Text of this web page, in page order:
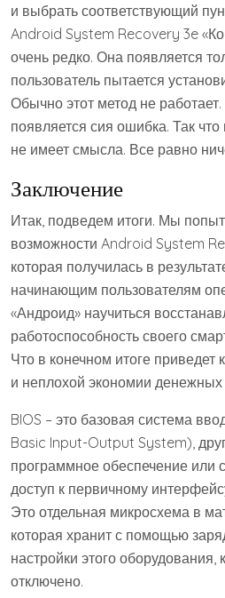
и выбрать соответствующий
Android System Recovery 3e
очень редко. Она появляется
пользователь пытается
Обычно этот метод не
появляется сия ошибка. Так что
не имеет смысла. Все равно
Заключение
Итак, подведем итоги. Мы
возможности Android System
которая получилась в
начинающим пользователям
«Андроид» научиться
работоспособность своего
Что в конечном итоге приведет
и неплохой экономии денежных
BIOS – это базовая система
Basic Input-Output System),
программное обеспечение или
доступ к первичному
Это отдельная микросхема в
которая хранит с помощью
настройки этого оборудования,
отключено.